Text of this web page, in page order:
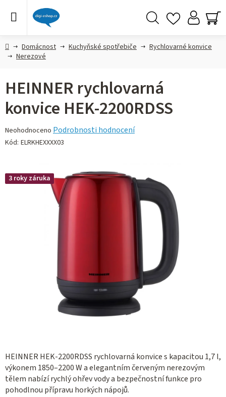
DomůDomácnost Kuchyňské spotřebiče
Rychlovarné konvice
Nerezové
HEINNER HEK-2200RDSS rychlovarná konvice s kapacitou 1,7 l,
výkonem 1850–2200 W a elegantním červeným nerezovým
tělem nabízí rychlý ohřev vody a bezpečnostní funkce pro
pohodlnou přípravu horkých nápojů.
HEINNER rychlovarná
konvice HEK-2200RDSS
Průměrné
hodnocení
0,0
z 5
Neohodnoceno Podrobnosti hodnocení
Kód: ELRKHEXXXX03
3 roky záruka